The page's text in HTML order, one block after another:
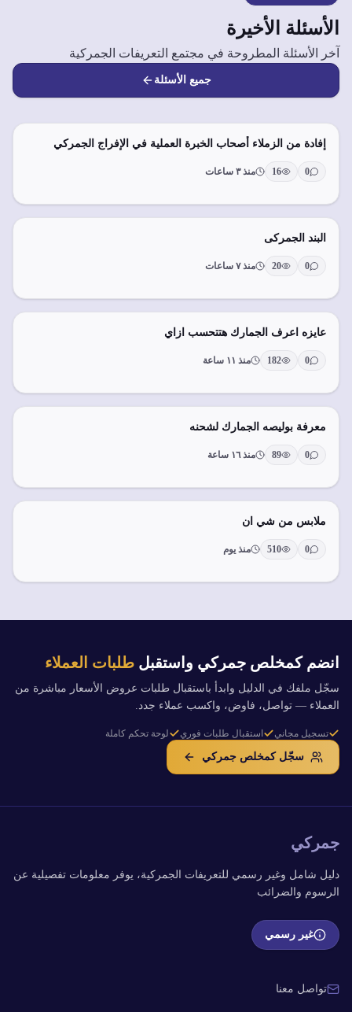
الأسئلة الأخيرة
آخر الأسئلة المطروحة في مجتمع التعريفات الجمركية
جميع الأسئلة
إفادة من الزملاء أصحاب الخبرة العملية في الإفراج الجمركي
0
16 منذ ٣ ساعات
البند الجمركى
0
20 منذ ٧ ساعات
عايزه اعرف الجمارك هتتحسب ازاي
0
182 منذ ١١ ساعة
معرفة بوليصه الجمارك لشحنه
0
89 منذ ١٦ ساعة
ملابس من شي ان
0
510 منذ يوم
انضم كمخلص جمركي واستقبل طلبات العملاء
سجّل ملفك في الدليل وابدأ باستقبال طلبات عروض الأسعار مباشرة من
العملاء — تواصل، فاوض، واكسب عملاء جدد.
تسجيل مجاني استقبال طلبات فوري لوحة تحكم كاملة
سجّل كمخلص جمركي
جمركي
دليل شامل وغير رسمي للتعريفات الجمركية، يوفر معلومات تفصيلية عن
الرسوم والضرائب
غير رسمي
تواصل معنا